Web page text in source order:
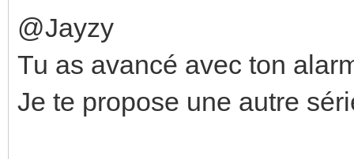
@Jayzy
Tu as avancé avec ton
Je te propose une autre